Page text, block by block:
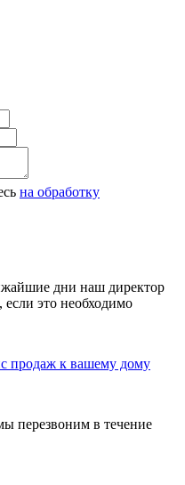
на обработку
дни наш директор
если это необходимо
продаж к вашему дому
перезвоним в течение